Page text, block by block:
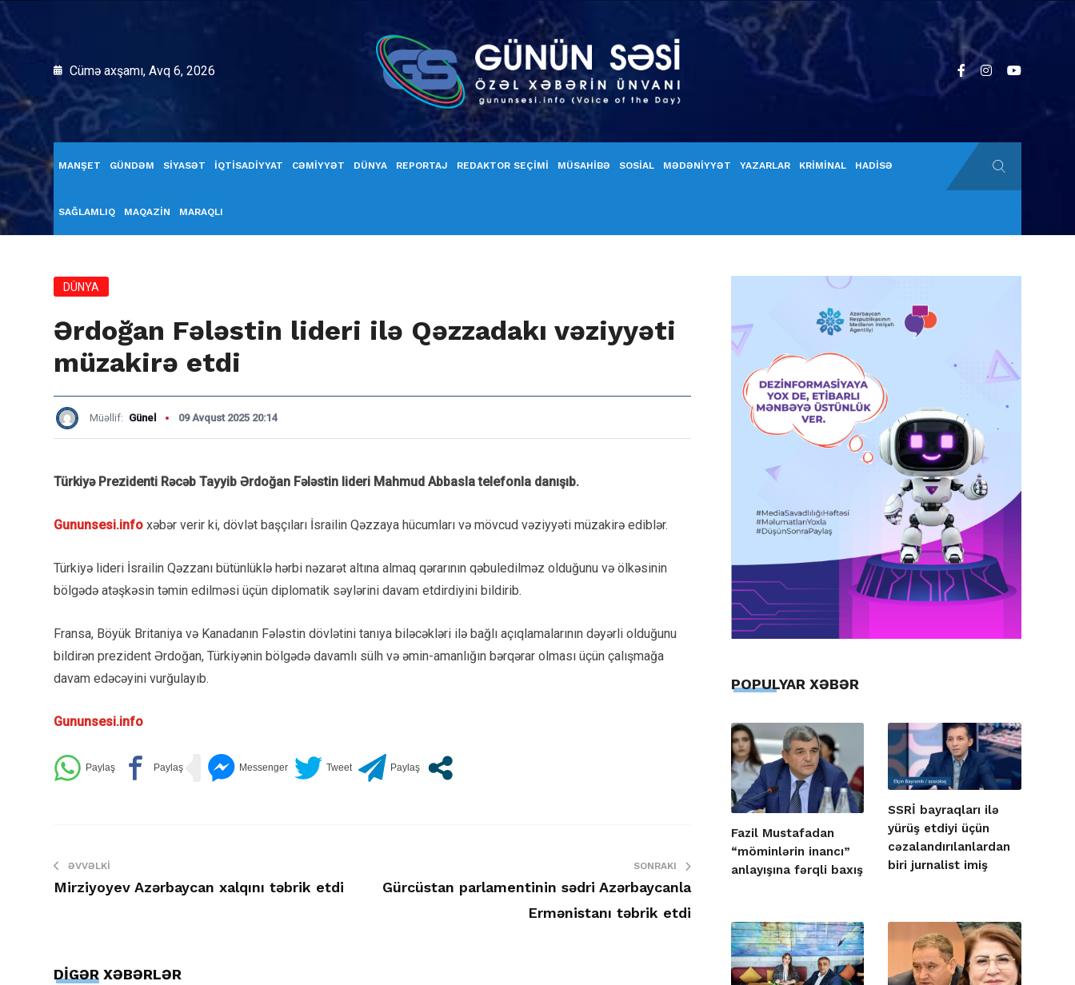
Cümə axşamı, Avq 6, 2026
MANŞET GÜNDƏM SİYASƏT İQTİSADİYYAT CƏMİYYƏT DÜNYA REPORTAJ REDAKTOR SEÇİMİ MÜSAHİBƏ SOSİAL MƏDƏNİYYƏT YAZARLAR KRİMİNAL HADİSƏ
SAĞLAMLIQ MAQAZİN MARAQLI
DÜNYA
Ərdoğan Fələstin lideri ilə Qəzzadakı vəziyyəti
müzakirə etdi
Müəllif: Günel 09 Avqust 2025 20:14
Türkiyə Prezidenti Rəcəb Tayyib Ərdoğan Fələstin lideri Mahmud Abbasla telefonla danışıb.
Gununsesi.info xəbər verir ki, dövlət başçıları İsrailin Qəzzaya hücumları və mövcud vəziyyəti müzakirə ediblər.
Türkiyə lideri İsrailin Qəzzanı bütünlüklə hərbi nəzarət altına almaq qərarının qəbuledilməz olduğunu və ölkəsinin
bölgədə atəşkəsin təmin edilməsi üçün diplomatik səylərini davam etdirdiyini bildirib.
Fransa, Böyük Britaniya və Kanadanın Fələstin dövlətini tanıya biləcəkləri ilə bağlı açıqlamalarının dəyərli olduğunu
bildirən prezident Ərdoğan, Türkiyənin bölgədə davamlı sülh və əmin-amanlığın bərqərar olması üçün çalışmağa
davam edəcəyini vurğulayıb.
Gununsesi.info
ƏVVƏLKI
Mirziyoyev Azərbaycan xalqını təbrik etdi
SONRAKI
Gürcüstan parlamentinin sədri Azərbaycanla
Ermənistanı təbrik etdi
DİGƏR XƏBƏRLƏR
POPULYAR XƏBƏR
Fazil Mustafadan
“möminlərin inancı”
anlayışına fərqli baxış
SSRİ bayraqları ilə
yürüş etdiyi üçün
cəzalandırılanlardan
biri jurnalist imiş